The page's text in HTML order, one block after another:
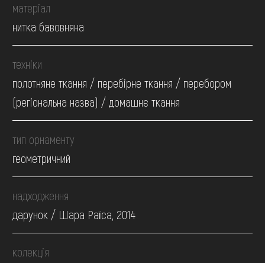
матеріал
нитка бавовняна
техніки
полотняне ткання / перебірне ткання / перебором
(регіональна назва) / домашнє ткання
тип орнаменту
геометричний
надходження
дарунок / Шара Раїса, 2014
колекція